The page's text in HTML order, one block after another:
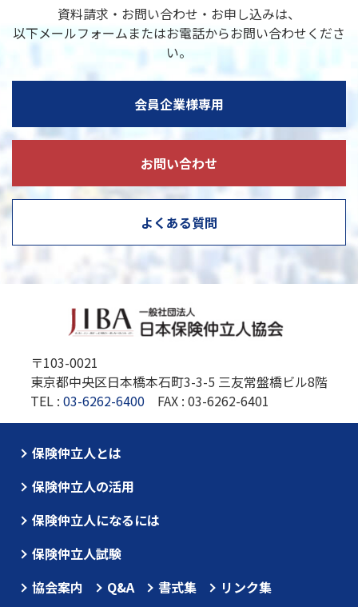
資料請求・お問い合わせ・お申し込みは、
以下メールフォームまたはお電話からお問い合わせくださ
い。
会員企業様専用
お問い合わせ
よくある質問
〒103-0021
東京都中央区日本橋本石町3-3-5 三友常盤橋ビル8階
TEL : 03-6262-6400 FAX : 03-6262-6401
保険仲立人とは
保険仲立人の活用
保険仲立人になるには
保険仲立人試験
協会案内
Q&A 書式集 リンク集